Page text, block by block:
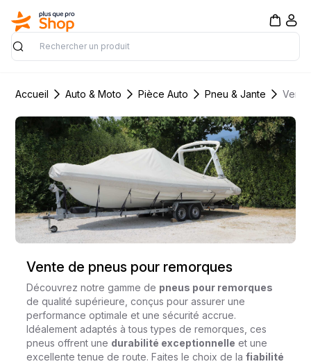
Rechercher
Accueil Auto & Moto Pièce Auto Pneu & Jante
Vente de pneus pour remorques
Découvrez notre gamme de pneus pour remorques
de qualité supérieure, conçus pour assurer une
performance optimale et une sécurité accrue.
Idéalement adaptés à tous types de remorques, ces
pneus offrent une durabilité exceptionnelle et une
excellente tenue de route. Faites le choix de lafiabilité